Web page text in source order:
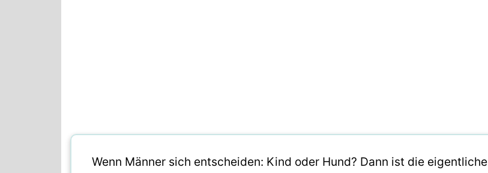
Wenn Männer sich entscheiden: Kind oder Hund? Dann ist die eigentliche